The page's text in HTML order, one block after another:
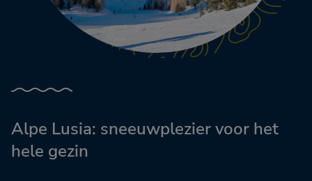
Alpe Lusia: sneeuwplezier voor het
hele gezin